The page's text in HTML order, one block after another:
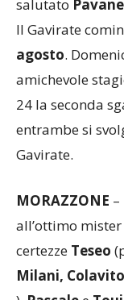
Il Gavirate
agosto.
amichevole
24 la seconda
entrambe si
Gavirate.
all’ottimo
certezzeTeseo
Milani, Colavito
),Pascalee